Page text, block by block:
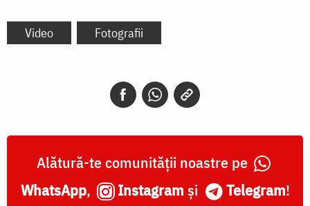
Video Fotografii
Alătură-te comunității noastre pe
WhatsApp, Instagram și Telegram!